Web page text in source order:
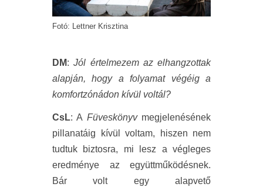
Fotó: Lettner Krisztina
DM:Jól értelmezem az elhangzottak
alapján, hogy a folyamat végéig a
komfortzónádon kívül voltál?
CsL: A Füveskönyvmegjelenésének
pillanatáig kívül voltam, hiszen nem
tudtuk biztosra, mi lesz a végleges
eredménye az együttműködésnek.
Bár volt egy alapvető